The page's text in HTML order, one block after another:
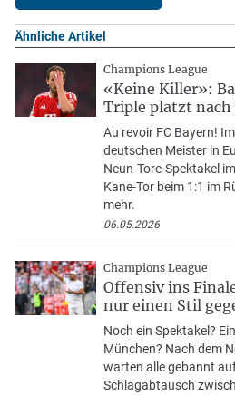
Ähnliche Artikel
Champions League
«Keine Killer»:
Triple platzt
Au revoir FC Bayern!
deutschen Meister in
Neun-Tore-Spektakel
Kane-Tor beim 1:1 im
mehr.
06.05.2026
Champions League
Offensiv ins
nur einen Stil
Noch ein Spektakel?
München? Nach dem
warten alle gebannt
Schlagabtausch